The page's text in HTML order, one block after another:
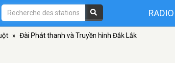
RADIO
» Đài Phát thanh và Truyền hình Đắk Lắk